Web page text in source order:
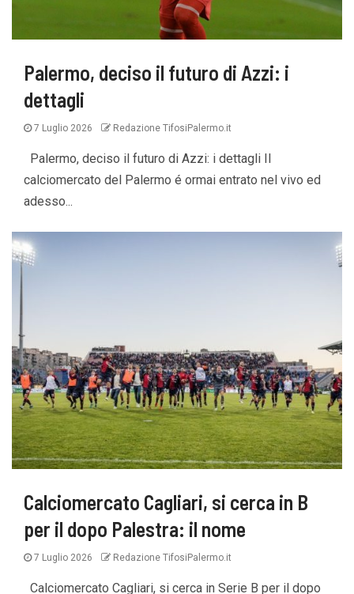
Palermo, deciso il futuro di Azzi: i
dettagli
7 Luglio 2026 Redazione TifosiPalermo.it
Palermo, deciso il futuro di Azzi: i dettagli Il
calciomercato del Palermo é ormai entrato nel vivo ed
adesso...
Calciomercato Cagliari, si cerca in B
per il dopo Palestra: il nome
7 Luglio 2026 Redazione TifosiPalermo.it
Calciomercato Cagliari, si cerca in Serie B per il dopo